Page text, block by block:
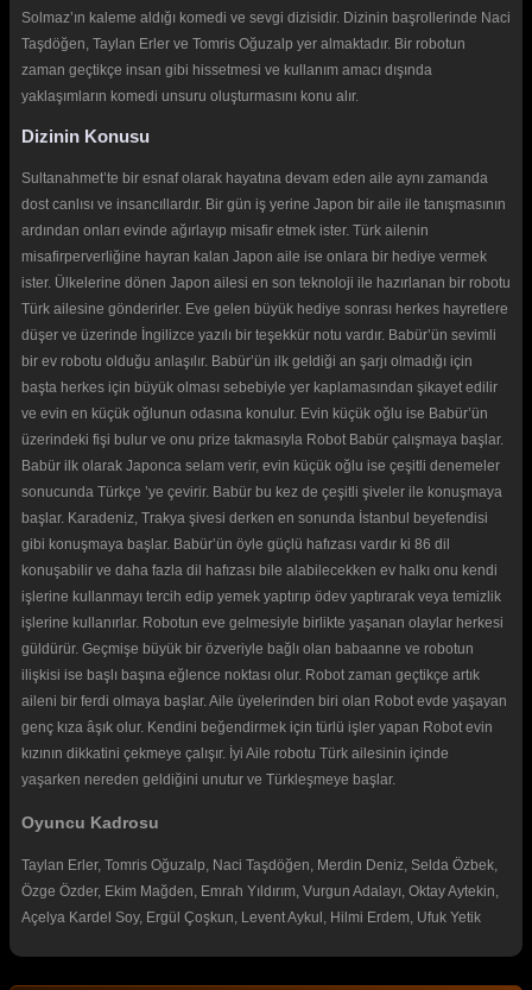
Solmaz’ın kaleme aldığı komedi ve sevgi dizisidir. Dizinin başrollerinde Naci
Taşdöğen, Taylan Erler ve Tomris Oğuzalp yer almaktadır. Bir robotun
zaman geçtikçe insan gibi hissetmesi ve kullanım amacı dışında
yaklaşımların komedi unsuru oluşturmasını konu alır.
Dizinin Konusu
Sultanahmet’te bir esnaf olarak hayatına devam eden aile aynı zamanda
dost canlısı ve insancıllardır. Bir gün iş yerine Japon bir aile ile tanışmasının
ardından onları evinde ağırlayıp misafir etmek ister. Türk ailenin
misafirperverliğine hayran kalan Japon aile ise onlara bir hediye vermek
ister. Ülkelerine dönen Japon ailesi en son teknoloji ile hazırlanan bir robotu
Türk ailesine gönderirler. Eve gelen büyük hediye sonrası herkes hayretlere
düşer ve üzerinde İngilizce yazılı bir teşekkür notu vardır. Babür’ün sevimli
bir ev robotu olduğu anlaşılır. Babür’ün ilk geldiği an şarjı olmadığı için
başta herkes için büyük olması sebebiyle yer kaplamasından şikayet edilir
ve evin en küçük oğlunun odasına konulur. Evin küçük oğlu ise Babür’ün
üzerindeki fişi bulur ve onu prize takmasıyla Robot Babür çalışmaya başlar.
Babür ilk olarak Japonca selam verir, evin küçük oğlu ise çeşitli denemeler
sonucunda Türkçe ’ye çevirir. Babür bu kez de çeşitli şiveler ile konuşmaya
başlar. Karadeniz, Trakya şivesi derken en sonunda İstanbul beyefendisi
gibi konuşmaya başlar. Babür’ün öyle güçlü hafızası vardır ki 86 dil
konuşabilir ve daha fazla dil hafızası bile alabilecekken ev halkı onu kendi
işlerine kullanmayı tercih edip yemek yaptırıp ödev yaptırarak veya temizlik
işlerine kullanırlar. Robotun eve gelmesiyle birlikte yaşanan olaylar herkesi
güldürür. Geçmişe büyük bir özveriyle bağlı olan babaanne ve robotun
ilişkisi ise başlı başına eğlence noktası olur. Robot zaman geçtikçe artık
aileni bir ferdi olmaya başlar. Aile üyelerinden biri olan Robot evde yaşayan
genç kıza âşık olur. Kendini beğendirmek için türlü işler yapan Robot evin
kızının dikkatini çekmeye çalışır. İyi Aile robotu Türk ailesinin içinde
yaşarken nereden geldiğini unutur ve Türkleşmeye başlar.
Oyuncu Kadrosu
Taylan Erler, Tomris Oğuzalp, Naci Taşdöğen, Merdin Deniz, Selda Özbek,
Özge Özder, Ekim Mağden, Emrah Yıldırım, Vurgun Adalayı, Oktay Aytekin,
Açelya Kardel Soy, Ergül Çoşkun, Levent Aykul, Hilmi Erdem, Ufuk Yetik